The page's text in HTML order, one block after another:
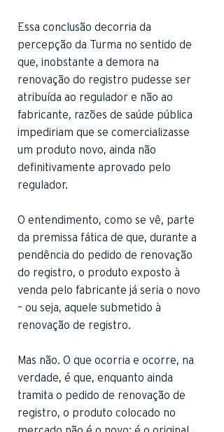
Essa conclusão decorria da
percepção da Turma no sentido de
que, inobstante a demora na
renovação do registro pudesse ser
atribuída ao regulador e não ao
fabricante, razões de saúde pública
impediriam que se comercializasse
um produto novo, ainda não
definitivamente aprovado pelo
regulador.
O entendimento, como se vê, parte
da premissa fática de que, durante a
pendência do pedido de renovação
do registro, o produto exposto à
venda pelo fabricante já seria o novo
– ou seja, aquele submetido à
renovação de registro.
Mas não. O que ocorria e ocorre, na
verdade, é que, enquanto ainda
tramita o pedido de renovação de
registro, o produto colocado no